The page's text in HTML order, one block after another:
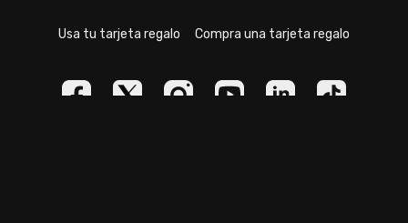
Usa tu tarjeta regalo Compra una tarjeta regalo